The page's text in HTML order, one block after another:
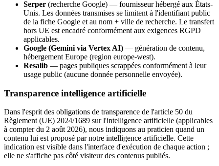
Serper (recherche Google) — fournisseur hébergé aux États-
Unis. Les données transmises se limitent à l'identifiant public
de la fiche Google et au nom + ville de recherche. Le transfert
hors UE est encadré conformément aux exigences RGPD
applicables.
Google (Gemini via Vertex AI) — génération de contenu,
hébergement Europe (region europe-west).
Resalib — pages publiques scrappées conformément à leur
usage public (aucune donnée personnelle envoyée).
Transparence intelligence artificielle
Dans l'esprit des obligations de transparence de l'article 50 du
Règlement (UE) 2024/1689 sur l'intelligence artificielle (applicables
à compter du 2 août 2026), nous indiquons au praticien quand un
contenu lui est proposé par notre intelligence artificielle. Cette
indication est visible dans l'interface d'exécution de chaque action ;
elle ne s'affiche pas côté visiteur des contenus publiés.